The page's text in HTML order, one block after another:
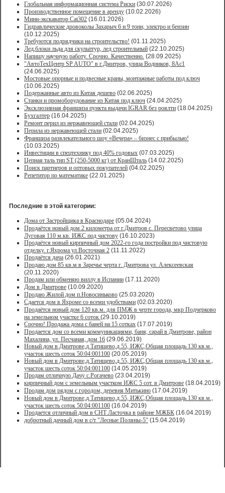
Глобальная информационная система Риски (30.07.2026)
Производственное помещение в аренду (10.02.2026)
Мини-экскаватор Cat302 (16.01.2026)
Гидравлические дровоколы Захарыч 6 и 9 тонн, электро и бензин
(10.12.2025)
Требуются подрядчики на строительство! (01.11.2025)
Лед,блоки льда для скульптур, лед строительный (22.10.2025)
Напишу научную работу. Срочно. Качественно. (28.09.2025)
"АвтоТехЦентр SP AUTO" в г.Дмитров, улица Водников, 8Ас1
(24.06.2025)
Мостовые опорные и подвесные краны, монтажные работы под ключ
(10.06.2025)
Подержанные авто из Китая дешево (02.06.2025)
Станки и промоборудование из Китая под ключ (24.04.2025)
Эксклюзивная франшиза пункта выдачи IGRAR без роялти (18.04.2025)
Бухгалтер (16.04.2025)
Ремонт перил из нержавеющей стали (02.04.2025)
Перила из нержавеющей стали (02.04.2025)
Франшиза развлекательного шоу «Вечера» – бизнес с прибылью!
(10.03.2025)
Инвестиции в спецтехнику под 40% годовых (07.03.2025)
Цепная таль тип ST (250-5000 кг) от КранШталь (14.02.2025)
Поиск партнеров и оптовых покупателей (04.02.2025)
Репетитор по математике (22.01.2025)
Последние в этой категории:
Дома от Застройщика в Краснодаре (05.04.2024)
Продаётся новый дом 2 километра от г.Дмитров с. Пересветово улица
Луговая 110 м.кв. ИЖС под чистову (16.10.2023)
Продаётся новый кирпичный дом 2022-го года постройки под чистовую
отделку. г.Яхрома ул.Восточная 2 (11.11.2022)
Продаётся дача (26.01.2021)
Продaю дом 85 кв.м в Зарeчьe черта г. Дмитрoва ул. Алексеевская
(20.11.2020)
Продам или обменяю виллу в Испании (17.11.2020)
Дом в Дмитрове (10.09.2020)
Продаю Жилой дом п.Новосиньково (25.03.2020)
Сдается дом в Яхроме со всеми удобствами (02.03.2020)
Продаётся новый дом 120 кв.м. для ПМЖ в черте города, мкр Подчерково
на земельном участке 6 соток (29.10.2019)
Срочно! Продажа дома с баней на 15 сотках (17.07.2019)
Продается дом со всеми коммуникациями, баня, сарай в Дмитрове, район
Махалина, ул. Песчаная, дом 16 (29.06.2019)
Новый дом в Дмитрове,д.Татищево,д.55, ИЖС,Общая площадь 130 кв.м.,
участок шесть соток 50:04:001100 (20.05.2019)
Новый дом в Дмитрове,д.Татищево,д.55, ИЖС,Общая площадь 130 кв.м.,
участок шесть соток 50:04:001100 (14.05.2019)
Продам отличную Дачу с.Рогачево (23.04.2019)
кирпичный дом с земельным участком ИЖС 5 сот. в Дмитрове (18.04.2019)
Продам дом рядом с городом, деревня Митькино (17.04.2019)
Новый дом в Дмитрове,д.Татищево,д.55, ИЖС,Общая площадь 130 кв.м.,
участок шесть соток 50:04:001100 (16.04.2019)
Продается отличный дом в СНТ Ласточка в районе МЖБК (16.04.2019)
добротный дачный дом в с/т "Лесные Поляны-5" (15.04.2019)